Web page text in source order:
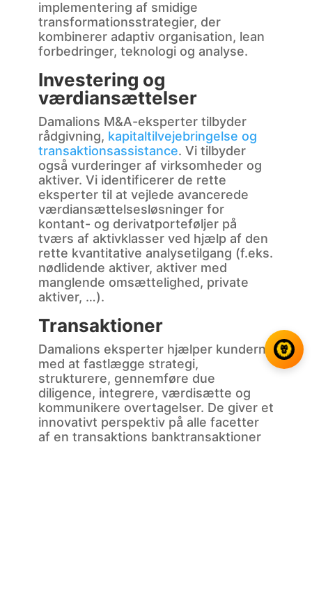
implementering af smidige
transformationsstrategier, der
kombinerer adaptiv organisation, lean
forbedringer, teknologi og analyse.
Investering og
værdiansættelser
Damalions M&A-eksperter tilbyder
rådgivning, kapitaltilvejebringelse og
transaktionsassistance. Vi tilbyder
også vurderinger af virksomheder og
aktiver. Vi identificerer de rette
eksperter til at vejlede avancerede
værdiansættelsesløsninger for
kontant- og derivatporteføljer på
tværs af aktivklasser ved hjælp af den
rette kvantitative analysetilgang (f.eks.
nødlidende aktiver, aktiver med
manglende omsættelighed, private
aktiver, …).
Transaktioner
Damalions eksperter hjælper kunderne
med at fastlægge strategi,
strukturere, gennemføre due
diligence, integrere, værdisætte og
kommunikere overtagelser. De giver et
innovativt perspektiv på alle facetter
af en transaktions banktransaktioner